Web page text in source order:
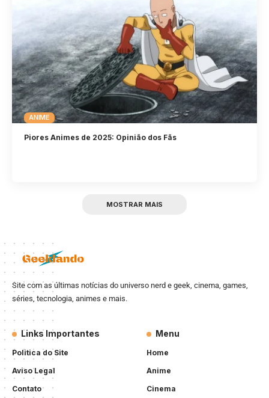
ANIME
Piores Animes de 2025: Opinião dos Fãs
MOSTRAR MAIS
Site com as últimas notícias do universo nerd e geek, cinema, games,
séries, tecnologia, animes e mais.
Links Importantes
Politica do Site
Aviso Legal
Contato
Menu
Home
Anime
Cinema